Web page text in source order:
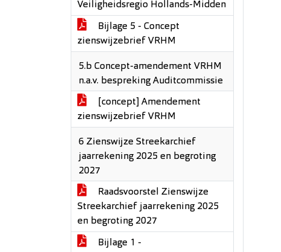
Veiligheidsregio Hollands-Midden
Bijlage 5 - Concept
zienswijzebrief VRHM
5.b Concept-amendement VRHM
n.a.v. bespreking Auditcommissie
[concept] Amendement
zienswijzebrief VRHM
6 Zienswijze Streekarchief
jaarrekening 2025 en begroting
2027
Raadsvoorstel Zienswijze
Streekarchief jaarrekening 2025
en begroting 2027
Bijlage 1 -